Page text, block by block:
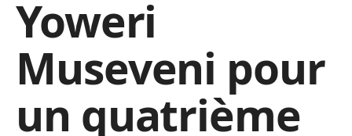
Yoweri
Museveni pour
un quatrième